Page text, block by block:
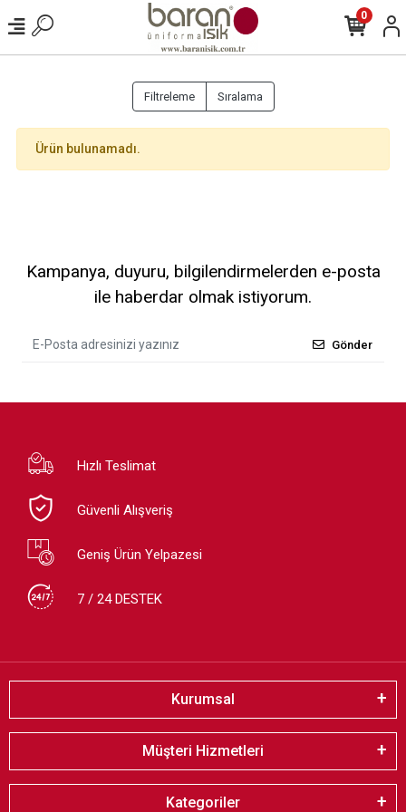
0
Filtreleme Sıralama
Ürün bulunamadı.
Kampanya, duyuru, bilgilendirmelerden e-posta
ile haberdar olmak istiyorum.
Gönder
Hızlı Teslimat
Güvenli Alışveriş
Geniş Ürün Yelpazesi
7 / 24 DESTEK
Kurumsal
Müşteri Hizmetleri
Kategoriler